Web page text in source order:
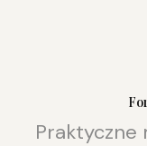
Praktyczne